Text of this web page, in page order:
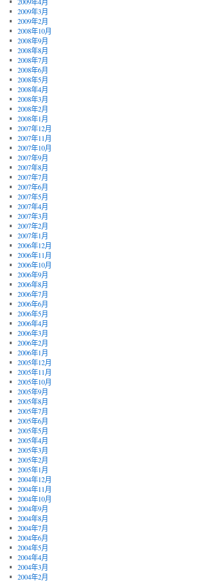
2009年3月
2009年2月
2008年10月
2008年9月
2008年8月
2008年7月
2008年6月
2008年5月
2008年4月
2008年3月
2008年2月
2008年1月
2007年12月
2007年11月
2007年10月
2007年9月
2007年8月
2007年7月
2007年6月
2007年5月
2007年4月
2007年3月
2007年2月
2007年1月
2006年12月
2006年11月
2006年10月
2006年9月
2006年8月
2006年7月
2006年6月
2006年5月
2006年4月
2006年3月
2006年2月
2006年1月
2005年12月
2005年11月
2005年10月
2005年9月
2005年8月
2005年7月
2005年6月
2005年5月
2005年4月
2005年3月
2005年2月
2005年1月
2004年12月
2004年11月
2004年10月
2004年9月
2004年8月
2004年7月
2004年6月
2004年5月
2004年4月
2004年3月
2004年2月